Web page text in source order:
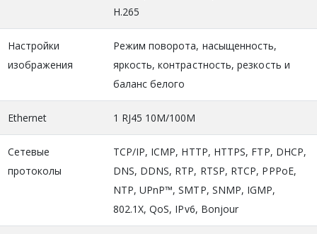
H.265
Настройки
изображения
Режим поворота, насыщенность,
яркость, контрастность, резкость и
баланс белого
Ethernet 1 RJ45 10M/100M
Сетевые
протоколы
TCP/IP, ICMP, HTTP, HTTPS, FTP, DHCP,
DNS, DDNS, RTP, RTSP, RTCP, PPPoE,
NTP, UPnP™, SMTP, SNMP, IGMP,
802.1X, QoS, IPv6, Bonjour